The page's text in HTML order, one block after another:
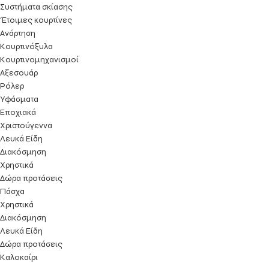
Συστήματα σκίασης
Έτοιμες κουρτίνες
Ανάρτηση
Κουρτινόξυλα
Κουρτινομηχανισμοί
Αξεσουάρ
Ρόλερ
Υφάσματα
Εποχιακά
Χριστούγεννα
Λευκά Είδη
Διακόσμηση
Χρηστικά
Δώρα προτάσεις
Πάσχα
Χρηστικά
Διακόσμηση
Λευκά Είδη
Δώρα προτάσεις
Kαλοκαίρι